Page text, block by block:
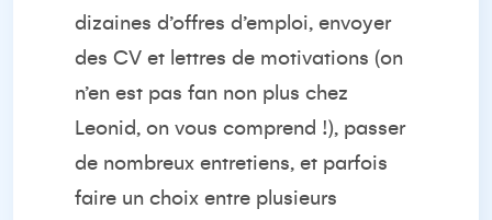
dizaines d’offres d’emploi, envoyer
des CV et lettres de motivations (on
n’en est pas fan non plus chez
Leonid, on vous comprend !), passer
de nombreux entretiens, et parfois
faire un choix entre plusieurs